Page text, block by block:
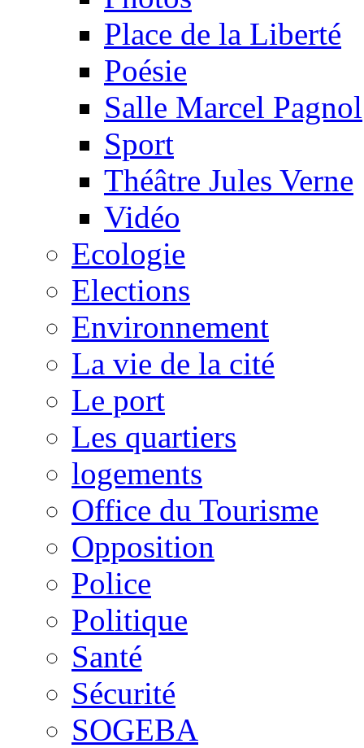
Place de la Liberté
Poésie
Salle Marcel Pagnol
Sport
Théâtre Jules Verne
Vidéo
Ecologie
Elections
Environnement
La vie de la cité
Le port
Les quartiers
logements
Office du Tourisme
Opposition
Police
Politique
Santé
Sécurité
SOGEBA